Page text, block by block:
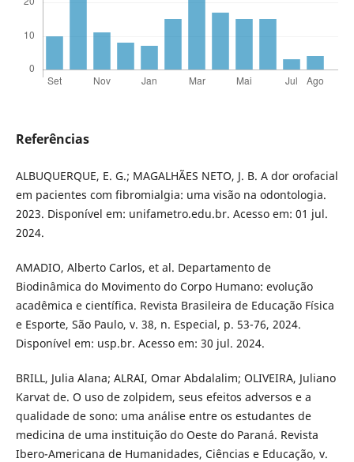
Referências
ALBUQUERQUE, E. G.; MAGALHÃES NETO, J. B. A dor orofacial
em pacientes com fibromialgia: uma visão na odontologia.
2023. Disponível em: unifametro.edu.br. Acesso em: 01 jul.
2024.
AMADIO, Alberto Carlos, et al. Departamento de
Biodinâmica do Movimento do Corpo Humano: evolução
acadêmica e científica. Revista Brasileira de Educação Física
e Esporte, São Paulo, v. 38, n. Especial, p. 53-76, 2024.
Disponível em: usp.br. Acesso em: 30 jul. 2024.
BRILL, Julia Alana; ALRAI, Omar Abdalalim; OLIVEIRA, Juliano
Karvat de. O uso de zolpidem, seus efeitos adversos e a
qualidade de sono: uma análise entre os estudantes de
medicina de uma instituição do Oeste do Paraná. Revista
Ibero-Americana de Humanidades, Ciências e Educação, v.